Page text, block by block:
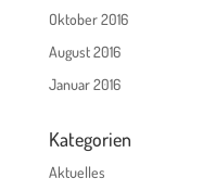
Oktober 2016
August 2016
Januar 2016
Kategorien
Aktuelles